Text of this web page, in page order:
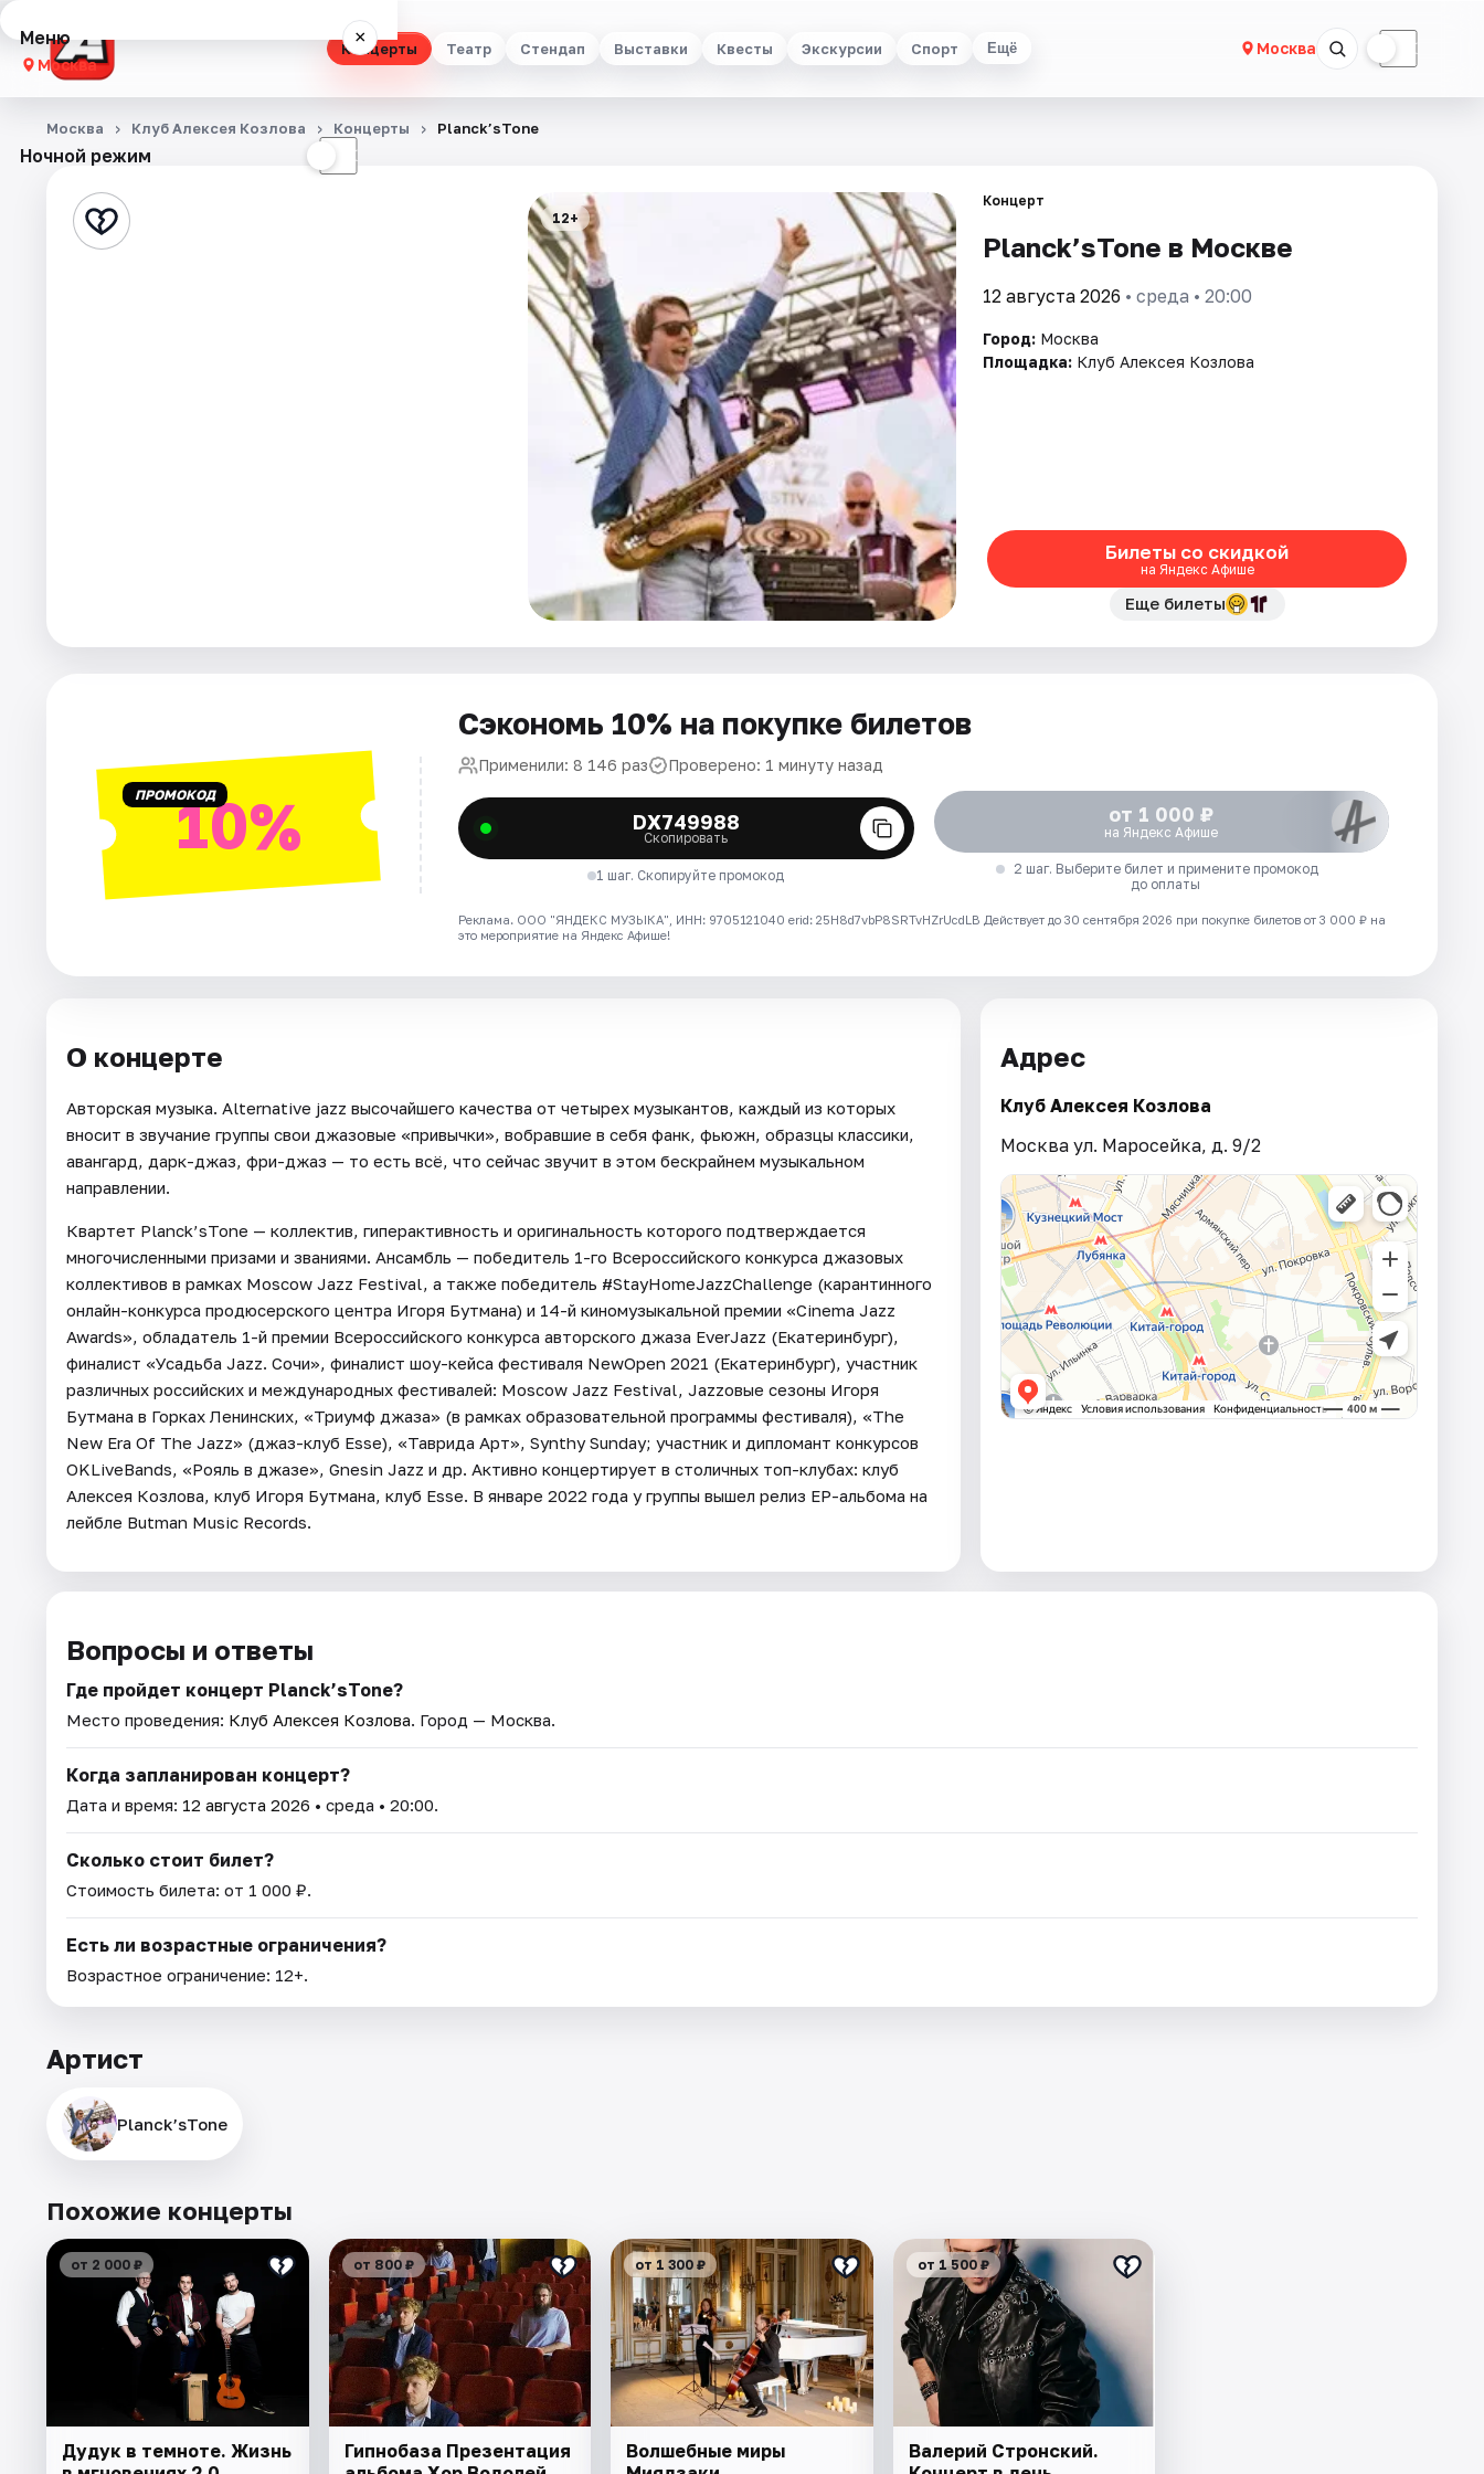
Концерты Театр Стендап Выставки Квесты Экскурсии Спорт Ещё Москва ☾
Меню ×
Москва
Концерты
Стендап
Ночной режим ☾
Москва Клуб Алексея Козлова Концерты Planck’sTone
12+
Концерт
Planck’sTone в Москве
12 августа 2026 • среда • 20:00
Город: Москва
Площадка: Клуб Алексея Козлова
Билеты со скидкой
на Яндекс Афише
Еще билеты
ПРОМОКОД10%
Сэкономь 10% на покупке билетов
Применили: 8 146 раз Проверено: 1 минуту назад
DX749988
Скопировать
1 шаг. Скопируйте промокод
от 1 000 ₽
на Яндекс Афише
2 шаг. Выберите билет и примените промокод
до оплаты
Реклама. ООО "ЯНДЕКС МУЗЫКА", ИНН: 9705121040 erid: 25H8d7vbP8SRTvHZrUcdLB Действует до 30 сентября 2026 при покупке билетов от 3 000 ₽ на
это мероприятие на Яндекс Афише!
О концерте
Авторская музыка. Alternative jazz высочайшего качества от четырех музыкантов, каждый из которых
вносит в звучание группы свои джазовые «привычки», вобравшие в себя фанк, фьюжн, образцы классики,
авангард, дарк-джаз, фри-джаз — то есть всё, что сейчас звучит в этом бескрайнем музыкальном
направлении.
Квартет Planck’sTone — коллектив, гиперактивность и оригинальность которого подтверждается
многочисленными призами и званиями. Ансамбль — победитель 1-го Всероссийского конкурса джазовых
коллективов в рамках Moscow Jazz Festival, а также победитель #StayHomeJazzChallenge (карантинного
онлайн-конкурса продюсерского центра Игоря Бутмана) и 14-й киномузыкальной премии «Cinema Jazz
Awards», обладатель 1-й премии Всероссийского конкурса авторского джаза EverJazz (Екатеринбург),
финалист «Усадьба Jazz. Сочи», финалист шоу-кейса фестиваля NewOpen 2021 (Екатеринбург), участник
различных российских и международных фестивалей: Moscow Jazz Festival, Jazzовые сезоны Игоря
Бутмана в Горках Ленинских, «Триумф джаза» (в рамках образовательной программы фестиваля), «The
New Era Of The Jazz» (джаз-клуб Esse), «Таврида Арт», Synthy Sunday; участник и дипломант конкурсов
OKLiveBands, «Рояль в джазе», Gnesin Jazz и др. Активно концертирует в столичных топ-клубах: клуб
Алексея Козлова, клуб Игоря Бутмана, клуб Esse. В январе 2022 года у группы вышел релиз ЕР-альбома на
лейбле Butman Music Records.
Адрес
Клуб Алексея Козлова
Москва ул. Маросейка, д. 9/2
Вопросы и ответы
Где пройдет концерт Planck’sTone?
Место проведения: Клуб Алексея Козлова. Город — Москва.
Когда запланирован концерт?
Дата и время: 12 августа 2026 • среда • 20:00.
Сколько стоит билет?
Стоимость билета: от 1 000 ₽.
Есть ли возрастные ограничения?
Возрастное ограничение: 12+.
Артист
Planck’sTone
Похожие концерты
от 2 000 ₽
Дудук в темноте. Жизнь
от 800 ₽
Гипнобаза Презентация
от 1 300 ₽
Волшебные миры
от 1 500 ₽
Валерий Стронский.